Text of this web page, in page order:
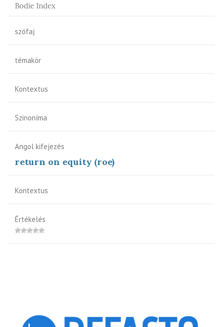
Bodie Index
szófaj
témakör
Kontextus
Szinoníma
Angol kifejezés
return on equity (roe)
Kontextus
Értékelés